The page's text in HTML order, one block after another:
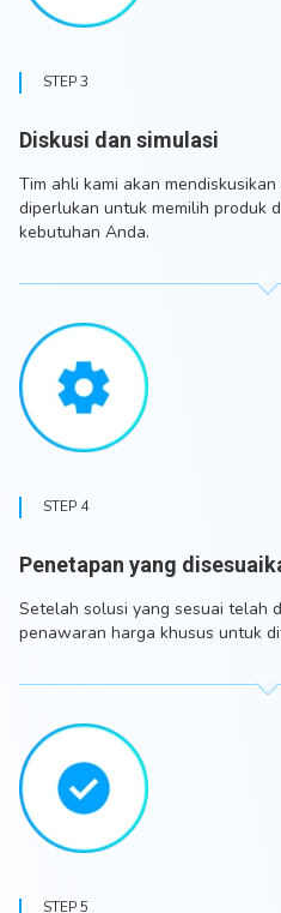
STEP 3
Diskusi dan simulasi
Tim ahli kami akan
diperlukan untuk memilih produk
kebutuhan Anda.
STEP 4
Penetapan yang
Setelah solusi yang sesuai telah
penawaran harga khusus untuk
STEP 5